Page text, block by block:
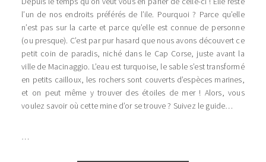
l’un de nos endroits préférés de l’ile. Pourquoi ? Parce qu’elle
n’est pas sur la carte et parce qu’elle est connue de personne
(ou presque). C’est par pur hasard que nous avons découvert ce
petit coin de paradis, niché dans le Cap Corse, juste avant la
ville de Macinaggio. L’eau est turquoise, le sable s’est transformé
en petits cailloux, les rochers sont couverts d’espèces marines,
et on peut même y trouver des étoiles de mer ! Alors, vous
voulez savoir où cette mine d’or se trouve ? Suivez le guide…
…